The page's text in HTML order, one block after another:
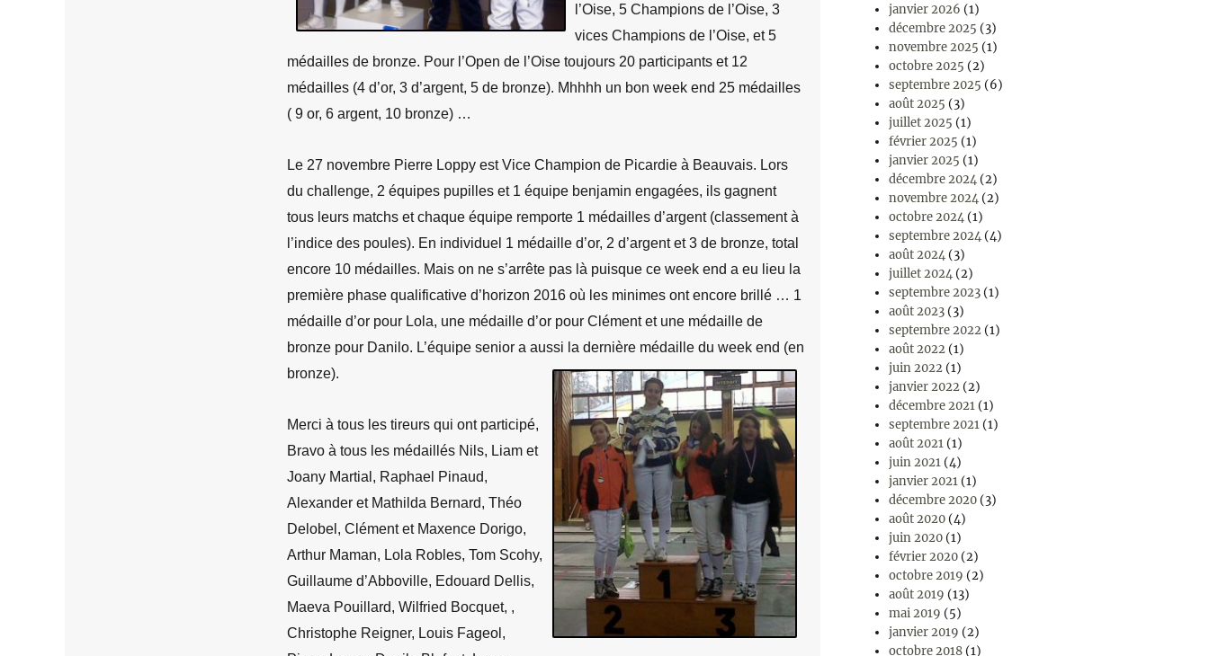
l’Oise, 5 Champions de l’Oise, 3
vices Champions de l’Oise, et 5
médailles de bronze. Pour l’Open de l’Oise toujours 20 participants et 12
médailles (4 d’or, 3 d’argent, 5 de bronze). Mhhhh un bon week end 25 médailles
( 9 or, 6 argent, 10 bronze) …
Le 27 novembre Pierre Loppy est Vice Champion de Picardie à Beauvais. Lors
du challenge, 2 équipes pupilles et 1 équipe benjamin engagées, ils gagnent
tous leurs matchs et chaque équipe remporte 1 médailles d’argent (classement à
l’indice des poules). En individuel 1 médaille d’or, 2 d’argent et 3 de bronze, total
encore 10 médailles. Mais on ne s’arrête pas là puisque ce week end a eu lieu la
première phase qualificative d’horizon 2016 où les minimes ont encore brillé … 1
médaille d’or pour Lola, une médaille d’or pour Clément et une médaille de
bronze pour Danilo. L’équipe senior a aussi la dernière médaille du week end (en
bronze).
Merci à tous les tireurs qui ont participé,
Bravo à tous les médaillés Nils, Liam et
Joany Martial, Raphael Pinaud,
Alexander et Mathilda Bernard, Théo
Delobel, Clément et Maxence Dorigo,
Arthur Maman, Lola Robles, Tom Scohy,
Guillaume d’Abboville, Edouard Dellis,
Maeva Pouillard, Wilfried Bocquet, ,
Christophe Reigner, Louis Fageol,
janvier 2026 (1)
décembre 2025 (3)
novembre 2025 (1)
octobre 2025 (2)
septembre 2025 (6)
août 2025 (3)
juillet 2025 (1)
février 2025 (1)
janvier 2025 (1)
décembre 2024 (2)
novembre 2024 (2)
octobre 2024 (1)
septembre 2024 (4)
août 2024 (3)
juillet 2024 (2)
septembre 2023 (1)
août 2023 (3)
septembre 2022 (1)
août 2022 (1)
juin 2022 (1)
janvier 2022 (2)
décembre 2021 (1)
septembre 2021 (1)
août 2021 (1)
juin 2021 (4)
janvier 2021 (1)
décembre 2020 (3)
août 2020 (4)
juin 2020 (1)
février 2020 (2)
octobre 2019 (2)
août 2019 (13)
mai 2019 (5)
janvier 2019 (2)
octobre 2018 (1)